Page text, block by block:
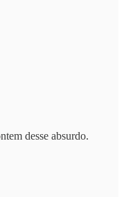
desse absurdo.